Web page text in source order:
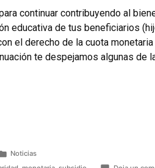
continuar contribuyendo al
educativa de tus beneficiarios
el derecho de la cuota
te despejamos algunas de
Noticias